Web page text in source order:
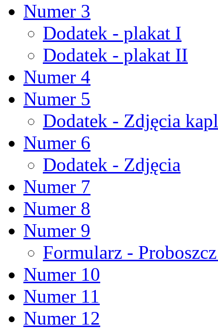
Numer 3
Dodatek - plakat I
Dodatek - plakat II
Numer 4
Numer 5
Dodatek - Zdjęcia
Numer 6
Dodatek - Zdjęcia
Numer 7
Numer 8
Numer 9
Formularz -
Numer 10
Numer 11
Numer 12